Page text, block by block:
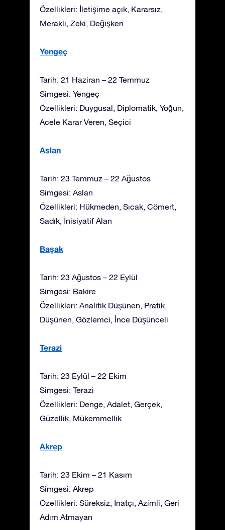
Özellikleri: İletişime açık, Kararsız,
Meraklı, Zeki, Değişken
Yengeç
Tarih: 21 Haziran – 22 Temmuz
Simgesi: Yengeç
Özellikleri: Duygusal, Diplomatik, Yoğun,
Acele Karar Veren, Seçici
Aslan
Tarih: 23 Temmuz – 22 Ağustos
Simgesi: Aslan
Özellikleri: Hükmeden, Sıcak, Cömert,
Sadık, İnisiyatif Alan
Başak
Tarih: 23 Ağustos – 22 Eylül
Simgesi: Bakire
Özellikleri: Analitik Düşünen, Pratik,
Düşünen, Gözlemci, İnce Düşünceli
Terazi
Tarih: 23 Eylül – 22 Ekim
Simgesi: Terazi
Özellikleri: Denge, Adalet, Gerçek,
Güzellik, Mükemmellik
Akrep
Tarih: 23 Ekim – 21 Kasım
Simgesi: Akrep
Özellikleri: Süreksiz, İnatçı, Azimli, Geri
Adım Atmayan